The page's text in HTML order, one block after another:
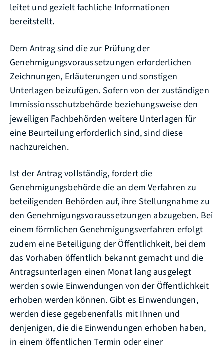
leitet und gezielt fachliche Informationen
bereitstellt.
Dem Antrag sind die zur Prüfung der
Genehmigungsvoraussetzungen erforderlichen
Zeichnungen, Erläuterungen und sonstigen
Unterlagen beizufügen. Sofern von der zuständigen
Immissionsschutzbehörde beziehungsweise den
jeweiligen Fachbehörden weitere Unterlagen für
eine Beurteilung erforderlich sind, sind diese
nachzureichen.
Ist der Antrag vollständig, fordert die
Genehmigungsbehörde die an dem Verfahren zu
beteiligenden Behörden auf, ihre Stellungnahme zu
den Genehmigungsvoraussetzungen abzugeben. Bei
einem förmlichen Genehmigungsverfahren erfolgt
zudem eine Beteiligung der Öffentlichkeit, bei dem
das Vorhaben öffentlich bekannt gemacht und die
Antragsunterlagen einen Monat lang ausgelegt
werden sowie Einwendungen von der Öffentlichkeit
erhoben werden können. Gibt es Einwendungen,
werden diese gegebenenfalls mit Ihnen und
denjenigen, die die Einwendungen erhoben haben,
in einem öffentlichen Termin oder einer